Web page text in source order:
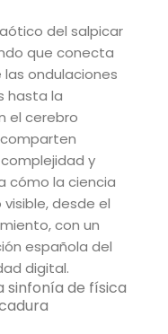
del salpicar
que conecta
ondulaciones
hasta la
el cerebro
y
cómo la ciencia
desde el
con un
española del
digital.
sinfonía de física